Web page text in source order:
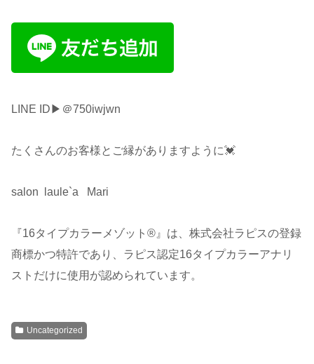
LINE ID▶︎＠750iwjwn
たくさんのお客様とご縁がありますように💓
salon laule`a Mari
『16タイプカラーメゾット®︎』は、株式会社ラピスの登録
商標かつ特許であり、ラピス認定16タイプカラーアナリ
ストだけに使用が認められています。
Uncategorized